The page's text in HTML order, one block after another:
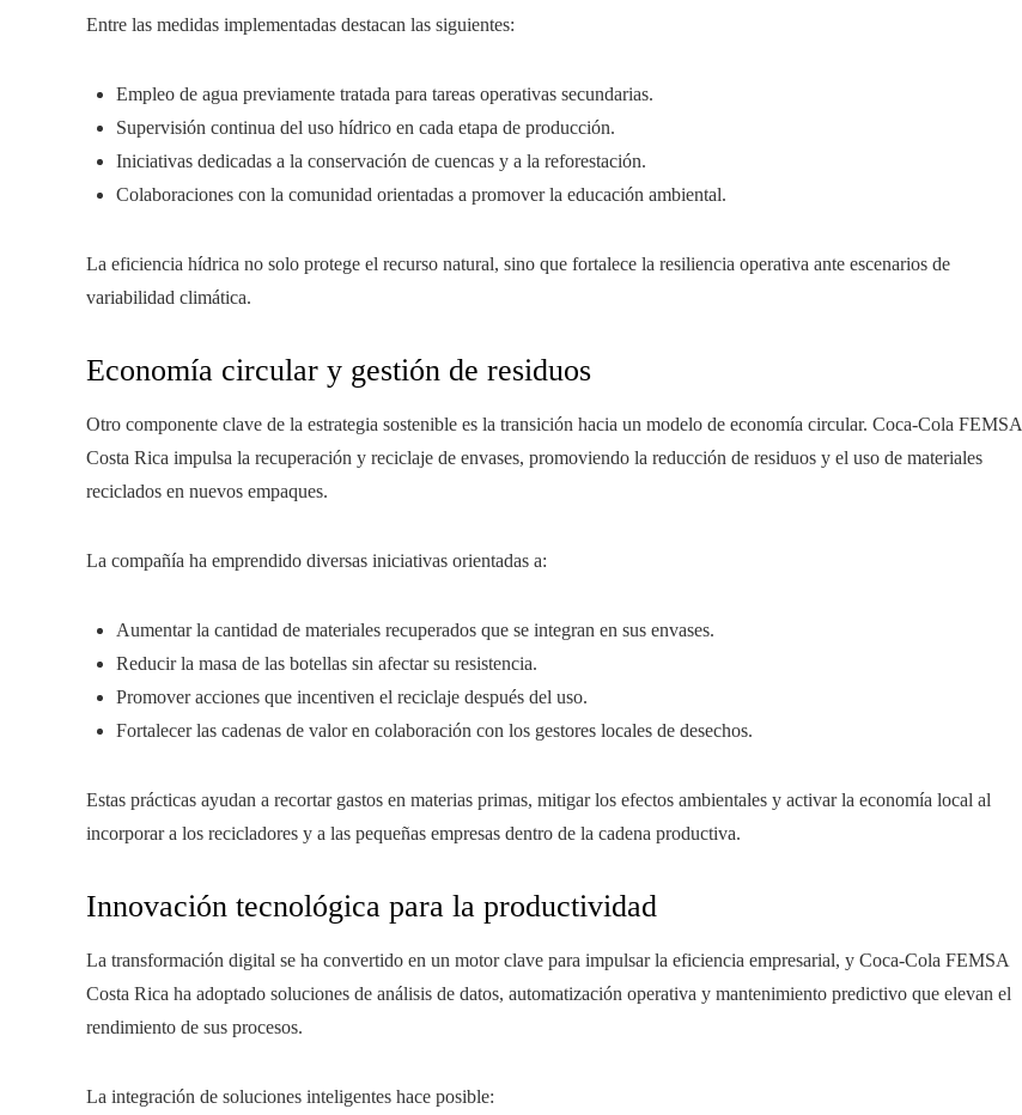
Entre las medidas implementadas destacan las siguientes:
Empleo de agua previamente tratada para tareas operativas secundarias.
Supervisión continua del uso hídrico en cada etapa de producción.
Iniciativas dedicadas a la conservación de cuencas y a la reforestación.
Colaboraciones con la comunidad orientadas a promover la educación ambiental.
La eficiencia hídrica no solo protege el recurso natural, sino que fortalece la resiliencia operativa ante escenarios de
variabilidad climática.
Economía circular y gestión de residuos
Otro componente clave de la estrategia sostenible es la transición hacia un modelo de economía circular. Coca-Cola FEMSA
Costa Rica impulsa la recuperación y reciclaje de envases, promoviendo la reducción de residuos y el uso de materiales
reciclados en nuevos empaques.
La compañía ha emprendido diversas iniciativas orientadas a:
Aumentar la cantidad de materiales recuperados que se integran en sus envases.
Reducir la masa de las botellas sin afectar su resistencia.
Promover acciones que incentiven el reciclaje después del uso.
Fortalecer las cadenas de valor en colaboración con los gestores locales de desechos.
Estas prácticas ayudan a recortar gastos en materias primas, mitigar los efectos ambientales y activar la economía local al
incorporar a los recicladores y a las pequeñas empresas dentro de la cadena productiva.
Innovación tecnológica para la productividad
La transformación digital se ha convertido en un motor clave para impulsar la eficiencia empresarial, y Coca-Cola FEMSA
Costa Rica ha adoptado soluciones de análisis de datos, automatización operativa y mantenimiento predictivo que elevan el
rendimiento de sus procesos.
La integración de soluciones inteligentes hace posible: